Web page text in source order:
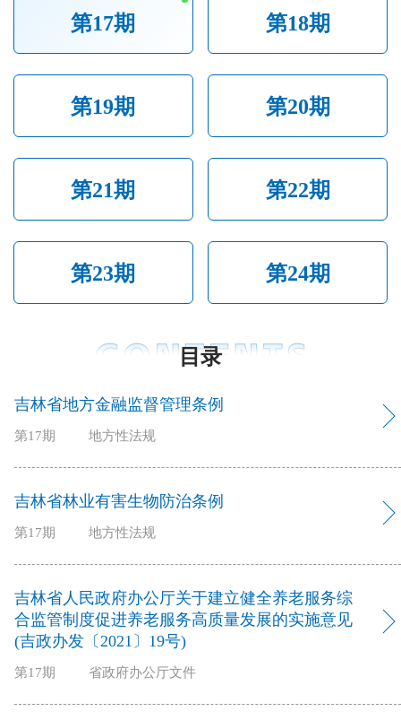
第17期 第18期
第19期 第20期
第21期 第22期
第23期 第24期
目录
吉林省地方金融监督管理条例
第17期 地方性法规
吉林省林业有害生物防治条例
第17期 地方性法规
吉林省人民政府办公厅关于建立健全养老服务综
合监管制度促进养老服务高质量发展的实施意见
(吉政办发〔2021〕19号)
第17期 省政府办公厅文件